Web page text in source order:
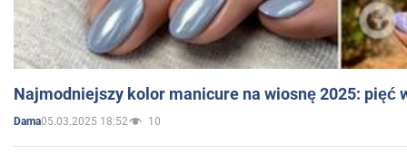
Najmodniejszy kolor manicure na wiosnę 2025: pięć
Dama05.03.2025 18:52 10